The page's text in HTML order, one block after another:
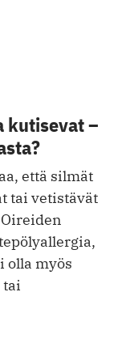
kutisevat –
että silmät
tai vetistävät
olla myös
tai